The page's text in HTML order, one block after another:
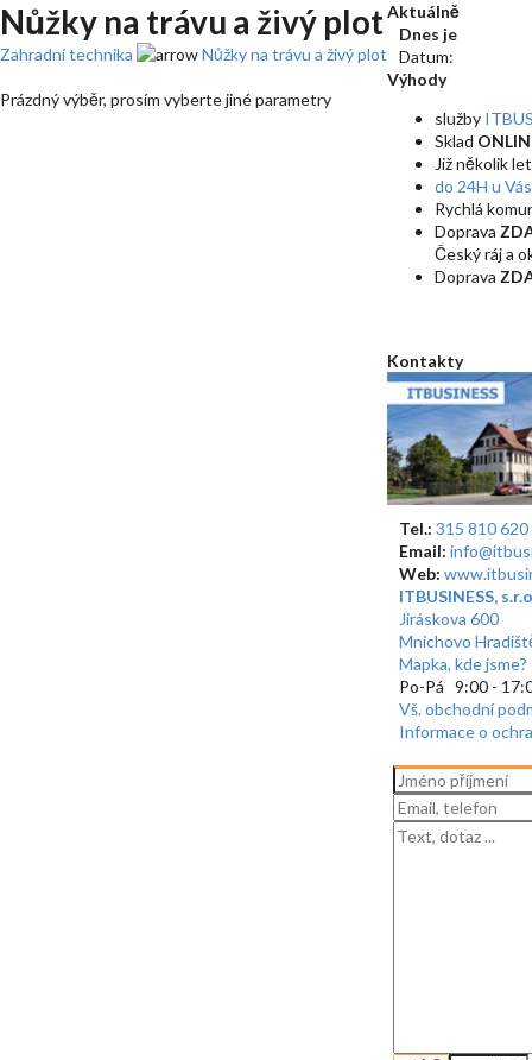
Nůžky na trávu a živý plot
Zahradní technika Nůžky na trávu a živý plot
Prázdný výběr, prosím vyberte jiné parametry
Aktuálně
Dnes je
Datum:
Výhody
služby
Sklad
Již několik
do 24H u Vás
Rychlá
Doprava
Český ráj a
Doprava
Kontakty
Tel.: 315 810 620
Email:
Web:
ITBUSINESS,
Jiráskova 600
Mnichovo
Mapka, kde jsme?
Po-Pá 9:00 -
Vš. obchodní
Informace o